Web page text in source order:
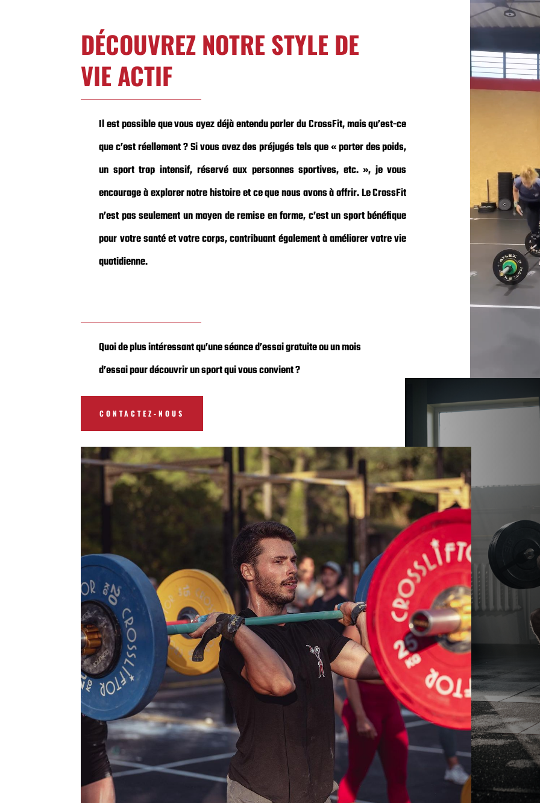
DÉCOUVREZ NOTRE STYLE DE
VIE ACTIF
Il est possible que vous ayez déjà entendu parler du CrossFit, mais qu’est-ce
que c’est réellement ? Si vous avez des préjugés tels que « porter des poids,
un sport trop intensif, réservé aux personnes sportives, etc. », je vous
encourage à explorer notre histoire et ce que nous avons à offrir. Le CrossFit
n’est pas seulement un moyen de remise en forme, c’est un sport bénéfique
pour votre santé et votre corps, contribuant également à améliorer votre vie
quotidienne.
Quoi de plus intéressant qu’une séance d’essai gratuite ou un mois
d’essai pour découvrir un sport qui vous convient ?
CONTACTEZ-NOUS